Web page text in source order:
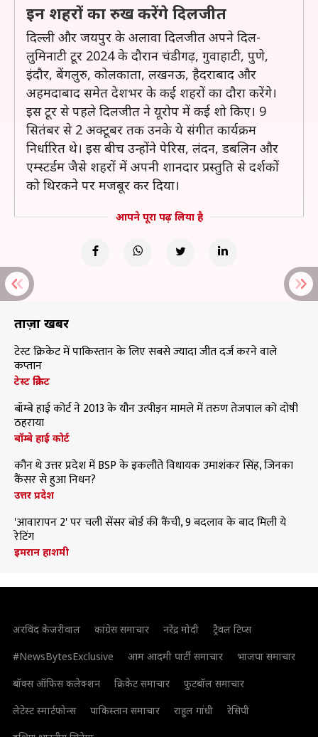
इन शहरों का रुख करेंगे दिलजीत
दिल्ली और जयपुर के अलावा दिलजीत अपने दिल-
लुमिनाटी टूर 2024 के दौरान चंडीगढ़, गुवाहाटी, पुणे,
इंदौर, बेंगलुरु, कोलकाता, लखनऊ, हैदराबाद और
अहमदाबाद समेत देशभर के कई शहरों का दौरा करेंगे।
इस टूर से पहले दिलजीत ने यूरोप में कई शो किए। 9
सितंबर से 2 अक्टूबर तक उनके ये संगीत कार्यक्रम
निर्धारित थे। इस बीच उन्होंने पेरिस, लंदन, डबलिन और
एम्स्टर्डम जैसे शहरों में अपनी शानदार प्रस्तुति से दर्शकों
को थिरकने पर मजबूर कर दिया।
आपने पूरा पढ़ लिया है
ताज़ा खबरें
टेस्ट क्रिकेट में पाकिस्तान के लिए सबसे ज्यादा जीत दर्ज करने वाले
कप्तान
टेस्ट क्रिकेट
बॉम्बे हाई कोर्ट ने 2013 के यौन उत्पीड़न मामले में तरुण तेजपाल को दोषी
ठहराया
बॉम्बे हाई कोर्ट
कौन थे उत्तर प्रदेश में BSP के इकलौते विधायक उमाशंकर सिंह, जिनका
कैंसर से हुआ निधन?
उत्तर प्रदेश
'आवारापन 2' पर चली सेंसर बोर्ड की कैंची, 9 बदलाव के बाद मिली ये
रेटिंग
इमरान हाशमी
अरविंद केजरीवाल कांग्रेस समाचार नरेंद्र मोदी
ट्रैवल टिप्स
#NewsBytesExclusive
आम आदमी पार्टी समाचार
भाजपा समाचार
बॉक्स ऑफिस कलेक्शन
क्रिकेट समाचार
फुटबॉल समाचार
लेटेस्ट स्मार्टफोन्स
पाकिस्तान समाचार राहुल गांधी
रेसिपी